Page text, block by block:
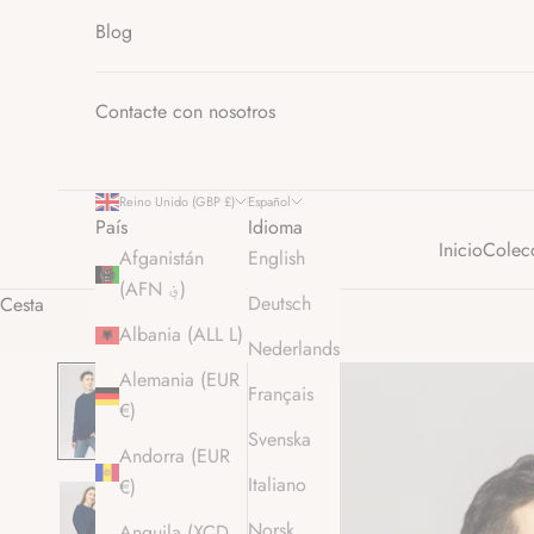
Inicio
Blog
Contacte con nosotros
Reino Unido (GBP £)
País
Afganistán
(AFN ؋)
Albania (ALL L)
Alemania (EUR
€)
Andorra (EUR
€)
Español
Idioma
English
Deutsch
Nederlands
Français
Svenska
Italiano
Cesta